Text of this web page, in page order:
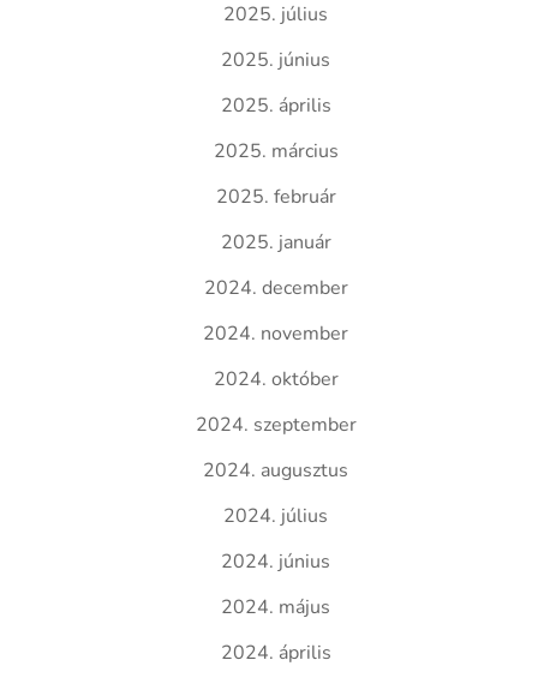
2025. július
2025. június
2025. április
2025. március
2025. február
2025. január
2024. december
2024. november
2024. október
2024. szeptember
2024. augusztus
2024. július
2024. június
2024. május
2024. április